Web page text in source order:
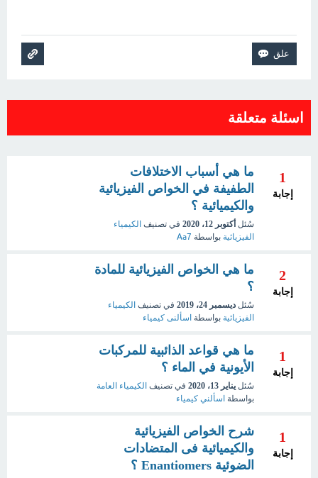
اسئلة متعلقة
1
إجابة
ما هي أسباب الاختلافات
الطفيفة في الخواص الفيزيائية
والكيميائية ؟
سُئل أكتوبر 12، 2020 في تصنيف الكيمياء
الفيزيائية بواسطة Aa7
2
إجابة
ما هي الخواص الفيزيائية للمادة
؟
سُئل ديسمبر 24، 2019 في تصنيف الكيمياء
الفيزيائية بواسطة اسألنى كيمياء
1
إجابة
ما هي قواعد الذائبية للمركبات
الأيونية في الماء ؟
سُئل يناير 13، 2020 في تصنيف الكيمياء العامة
بواسطة اسألني كيمياء
1
إجابة
شرح الخواص الفيزيائية
والكيميائية فى المتضادات
الضوئية Enantiomers ؟